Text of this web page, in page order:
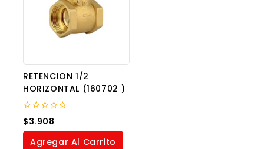
RETENCION 1/2
HORIZONTAL (160702 )
0
out
of
$3.908
Agregar Al Carrito